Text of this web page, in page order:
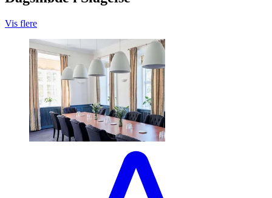
Vis flere